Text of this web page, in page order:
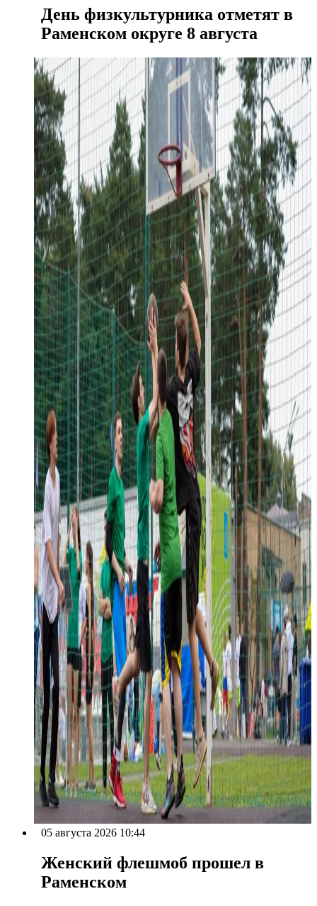
День физкультурника отметят в
Раменском округе 8 августа
05 августа 2026 10:44
Женский флешмоб прошел в
Раменском